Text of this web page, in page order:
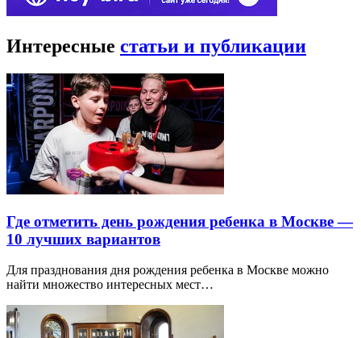
Интересные статьи и публикации
Где отметить день рождения ребенка в Москве —
10 лучших вариантов
Для празднования дня рождения ребенка в Москве можно
найти множество интересных мест…